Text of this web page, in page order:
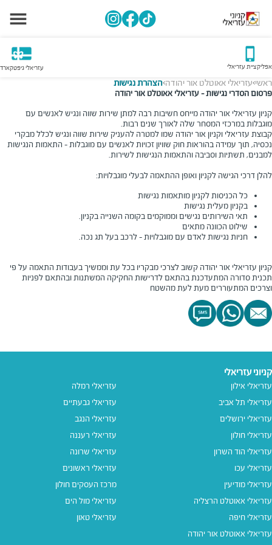
אפליקציית עזריאלי עזריאלי גיפטקארד
ראשי>עזריאלי אאוטלט אור יהודה>הצהרת נגישות
פרסום הסדרי נגישות - עזריאלי אאוטלט אור יהודה
קניון עזריאלי אור יהודה מייחס חשיבות רבה למתן שירות שווה ונגיש לאנשים עם
מוגבלות במרכזי המסחר שלה לאורך שנים רבות.
קבוצת עזריאלי וקניון אור יהודה שמו למטרה להעניק שירות שווה ונגיש לכלל מבקרי
נכסיה, תוך עמידה בהוראות חוק שוויון זכויות לאנשים עם מוגבלות - התאמות הנגישות
למבנים, תשתיות וסביבה והתאמות הנגישות לשירות.
להלן דרכי הגישה לקניון ואופן ההתאמה לבעלי מוגבלויות:
כל הכניסות לקניון מותאמות נגישות
בקניון מעלית נגישות
תאי השירותים נגישים וממוקמים בקומה השנייה בקניון.
שילוט הכוונה מתאים
חניות נגישות לאדם עם מוגבלויות - לרכב בעל תג נכה.
קניון עזריאלי אור יהודה קשוב לצרכי מבקריו בכל עת וממשיך בעבודות התאמה על פי
תכנית סדורה המתעדכנת בהתאם לדרישות החקיקה המשתנות ובהתאם לפניות
וצרכים המתעוררים מעת לעת מהשטח
קניוני עזריאלי
עזריאלי אילון
עזריאלי תל אביב
עזריאלי ירושלים
עזריאלי חולון
עזריאלי הוד השרון
עזריאלי עכו
עזריאלי מודיעין
עזריאלי אאוטלט הרצליה
עזריאלי חיפה
עזריאלי אאוטלט אור יהודה
עזריאלי רמלה
עזריאלי גבעתיים
עזריאלי הנגב
עזריאלי רעננה
עזריאלי שרונה
עזריאלי ראשונים
מרכז העסקים חולון
עזריאלי מול הים
עזריאלי טאון